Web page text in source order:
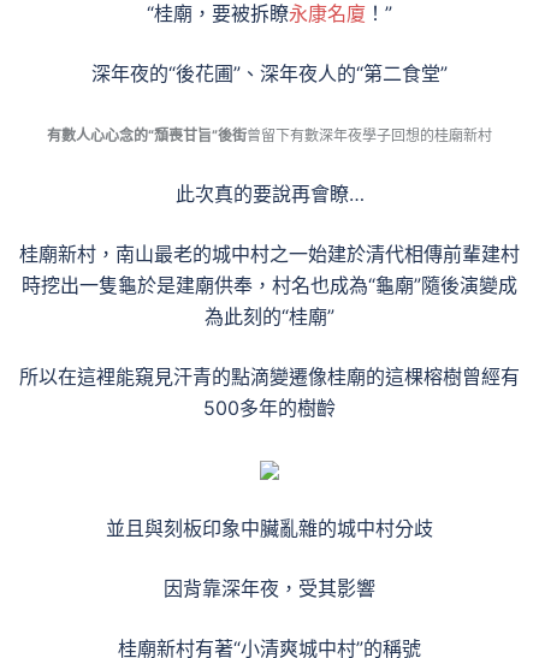
“桂廟，要被拆瞭永康名廈 ！”
深年夜的“後花圃”、深年夜人的“第二食堂”
有數人心心念的“頹喪甘旨”後街曾留下有數深年夜學子回想的桂廟新村
此次真的要說再會瞭…
桂廟新村，南山最老的城中村之一始建於清代相傳前輩建村
時挖出一隻龜於是建廟供奉，村名也成為“龜廟”隨後演變成
為此刻的“桂廟”
所以在這裡能窺見汗青的點滴變遷像桂廟的這棵榕樹曾經有
500多年的樹齡
並且與刻板印象中臟亂雜的城中村分歧
因背靠深年夜，受其影響
桂廟新村有著“小清爽城中村”的稱號